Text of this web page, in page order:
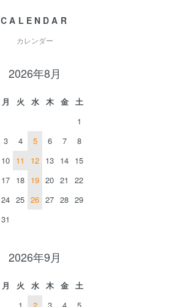
CALENDAR
カレンダー
2026年8月
月 火 水 木 金
土
1
3 4 5 6 7
8
10 11 12 13 14 15
17 18 19 20 21
22
24 25 26 27 28 29
31
2026年9月
月 火 水 木 金
土